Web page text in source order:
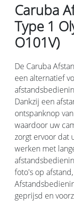
Caruba
Type 1
O101V)
De Caruba
een alternatief
Dankzij een
ontspanknop
waardoor uw
zorgt ervoor dat
werken met
foto's op
geprijsd en